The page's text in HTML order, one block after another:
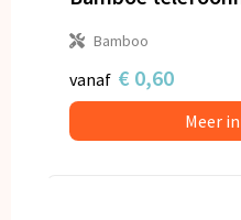
Bamboo
vanaf € 0,60
Meer